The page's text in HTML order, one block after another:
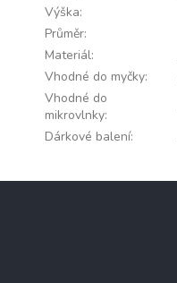
Výška:
Průměr:
Materiál:
Vhodné do myčky:
Vhodné do
mikrovlnky:
Dárkové balení: